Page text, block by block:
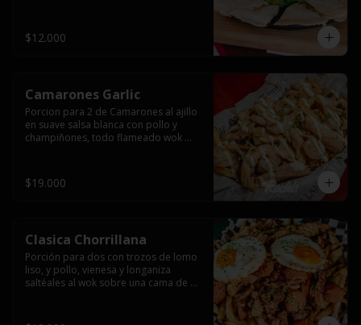
$12.000
Camarones Garlic
Porcion para 2 de Camarones al ajillo
en suave salsa blanca con pollo y
champiñones, todo flameado wok
$19.000
Clasica Chorrillana
Porción para dos con trozos de lomo
liso, y pollo, vienesa y longaniza
saltéales al wok sobre una cama de